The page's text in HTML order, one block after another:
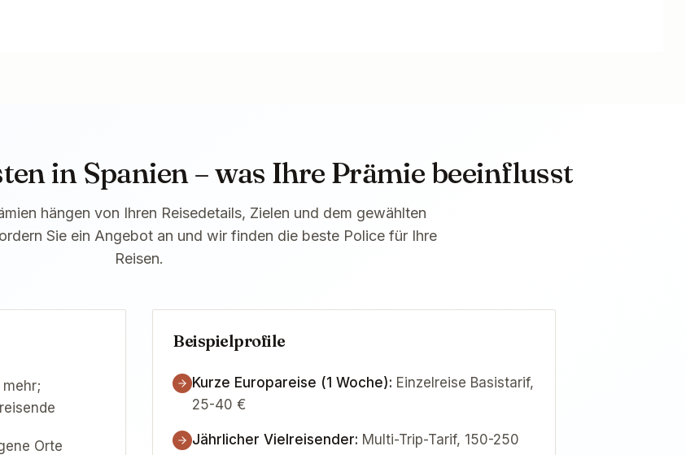
in Spanien – was Ihre Prämie beeinflusst
hängen von Ihren Reisedetails, Zielen und dem gewählten
Sie ein Angebot an und wir finden die beste Police für Ihre
Reisen.
mehr;
Orte
Beispielprofile
Kurze Europareise (1 Woche): Einzelreise Basistarif,
25-40 €
Jährlicher Vielreisender: Multi-Trip-Tarif, 150-250